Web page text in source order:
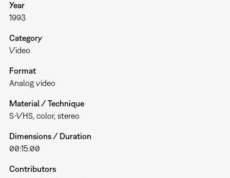
Year
1993
Category
Video
Format
Analog video
Material / Technique
S-VHS, color, stereo
Dimensions / Duration
00:15:00
Contributors